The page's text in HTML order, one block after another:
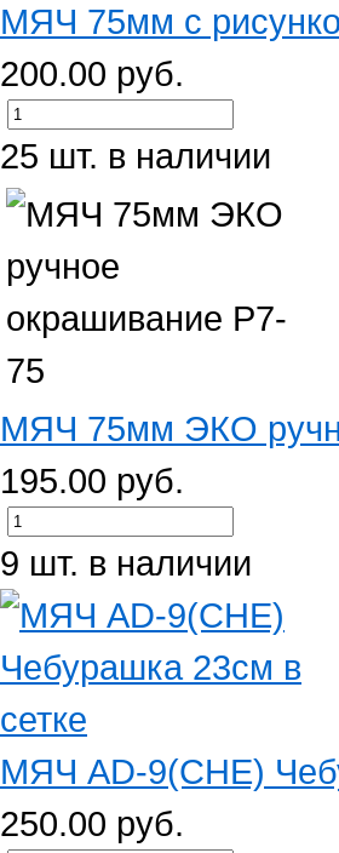
МЯЧ 75мм с
200.00 руб.
25 шт. в наличии
МЯЧ 75мм ЭКО
195.00 руб.
9 шт. в наличии
МЯЧ AD-9(CHE)
250.00 руб.